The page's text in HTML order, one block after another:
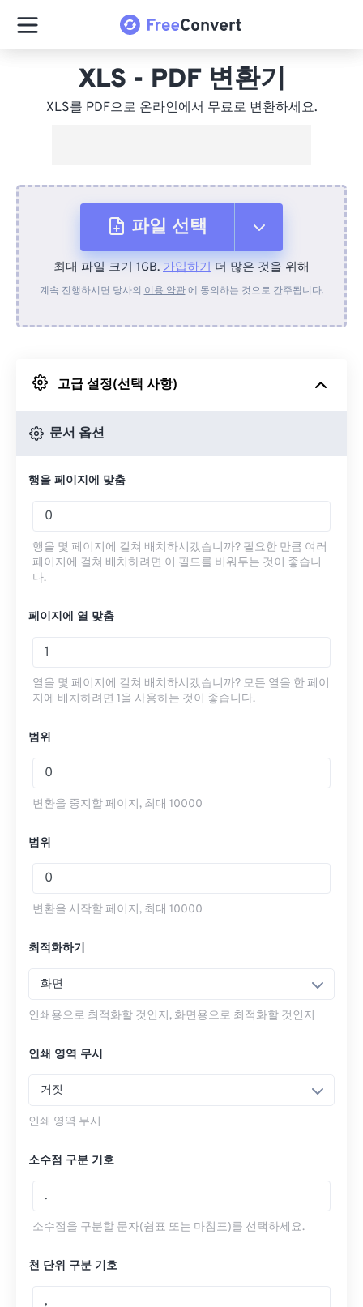
XLS - PDF 변환기
XLS를 PDF으로 온라인에서 무료로 변환하세요.
파일 선택
장치에서
Google 드라이브에서
최대 파일 크기 1GB. 가입하기 더 많은 것을 위해
계속 진행하시면 당사의 이용 약관에 동의하는 것으로 간주됩니다.
고급 설정(선택 사항)
문서 옵션
행을 페이지에 맞춤
행을 몇 페이지에 걸쳐 배치하시겠습니까? 필요한 만큼 여러
페이지에 걸쳐 배치하려면 이 필드를 비워두는 것이 좋습니
다.
페이지에 열 맞춤
열을 몇 페이지에 걸쳐 배치하시겠습니까? 모든 열을 한 페이
지에 배치하려면 1을 사용하는 것이 좋습니다.
범위
변환을 중지할 페이지, 최대 10000
범위
변환을 시작할 페이지, 최대 10000
최적화하기
화면
인쇄용으로 최적화할 것인지, 화면용으로 최적화할 것인지
인쇄 영역 무시
거짓
인쇄 영역 무시
소수점 구분 기호
소수점을 구분할 문자(쉼표 또는 마침표)를 선택하세요.
천 단위 구분 기호